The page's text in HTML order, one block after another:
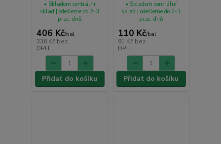
406 Kč/bal
336 Kč bez
DPH
• Skladem centrální
sklad | odešleme do 2-3
prac. dnů
Přidat do košíku
110 Kč/bal
91 Kč bez
DPH
• Skladem centrální
sklad | odešleme do 2-3
prac. dnů
Přidat do košíku